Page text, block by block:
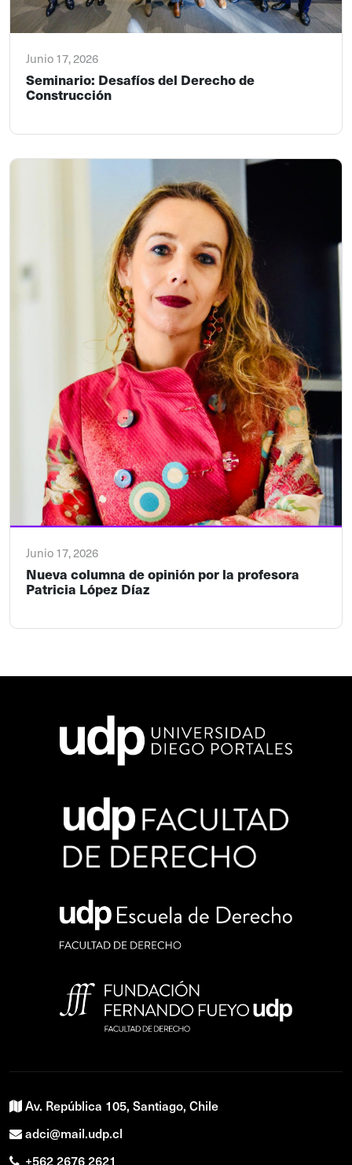
Junio 17, 2026
Seminario: Desafíos del Derecho de
Construcción
Junio 17, 2026
Nueva columna de opinión por la profesora
Patricia López Díaz
Av. República 105, Santiago, Chile
adci@mail.udp.cl
+562 2676 2621